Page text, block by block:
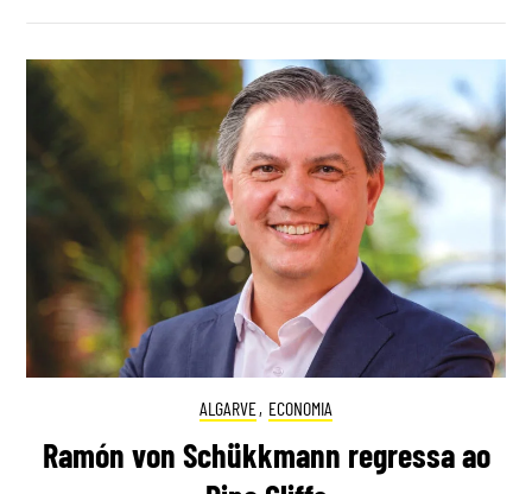
ALGARVE, ECONOMIA
Ramón von Schükkmann regressa ao